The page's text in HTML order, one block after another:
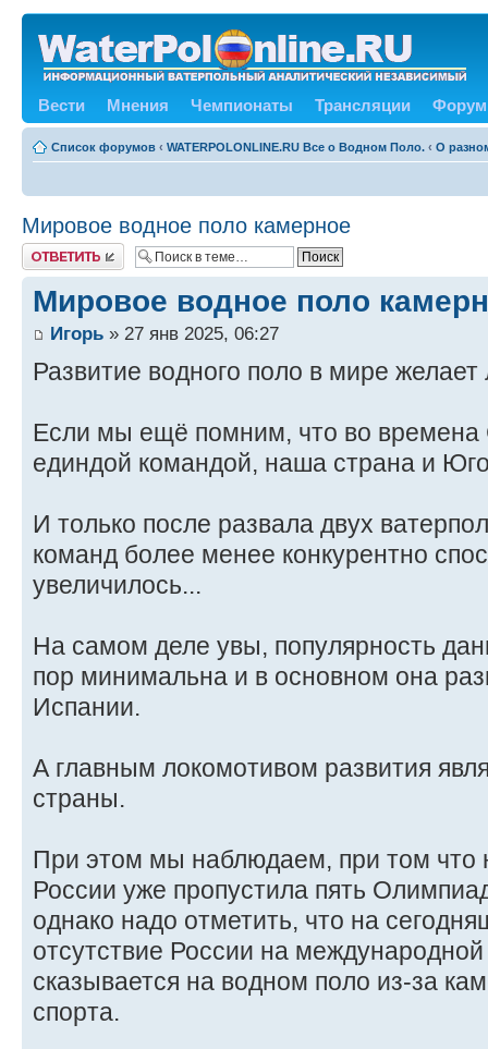
Вести Мнения Чемпионаты Трансляции Форум
Список форумов ‹ WATERPOLONLINE.RU Все о Водном Поло. ‹ О
Мировое водное поло камерное
Ответить
Мировое водное поло
Игорь » 27 янв 2025, 06:27
Развитие водного поло в мире желает
Если мы ещё помним, что во
единдой командой, наша страна и
И только после развала двух
команд более менее конкурентно
увеличилось...
На самом деле увы, популярность
пор минимальна и в основном она
Испании.
А главным локомотивом развития
страны.
При этом мы наблюдаем, при том что
России уже пропустила пять
однако надо отметить, что на
отсутствие России на
сказывается на водном поло из-за
спорта.